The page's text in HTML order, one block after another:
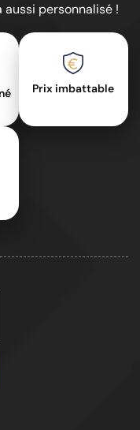
personnalisé !
Prix imbattable